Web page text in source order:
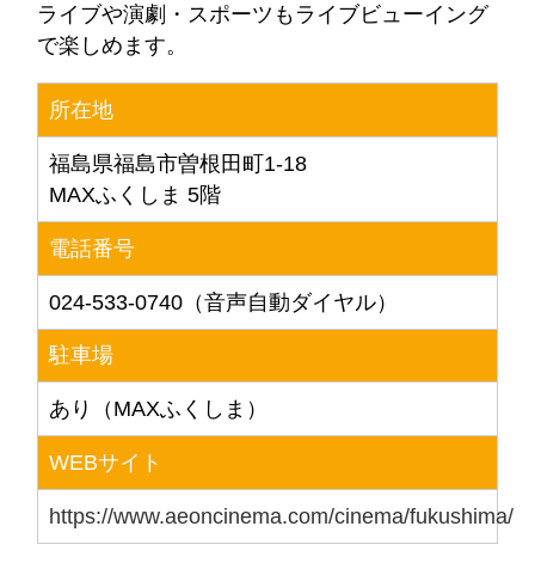
ライブや演劇・スポーツもライブビューイング
で楽しめます。
所在地
福島県福島市曽根田町1-18
MAXふくしま 5階
電話番号
024-533-0740（音声自動ダイヤル）
駐車場
あり（MAXふくしま）
WEBサイト
https://www.aeoncinema.com/cinema/fukushima/